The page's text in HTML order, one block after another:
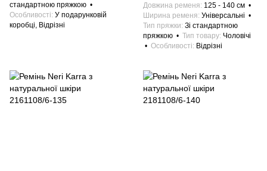
стандартною пряжкою
Особливості У подарунковій
коробці, Відрізні
Довжина ременя 125 - 140 см
Ширина ременя Універсальні
Тип пряжки Зі стандартною
пряжкою
Тип товару Чоловічі
Особливості
Відрізні